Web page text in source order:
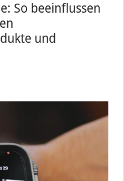
So beeinflussen
und